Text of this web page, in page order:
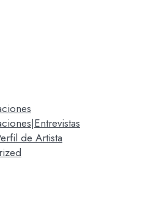
de Artista